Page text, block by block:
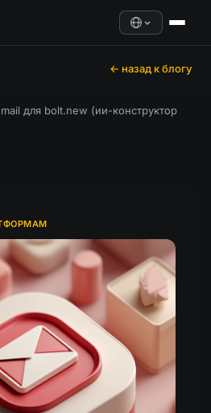
← назад к блогу
для bolt.new (ии-конструктор